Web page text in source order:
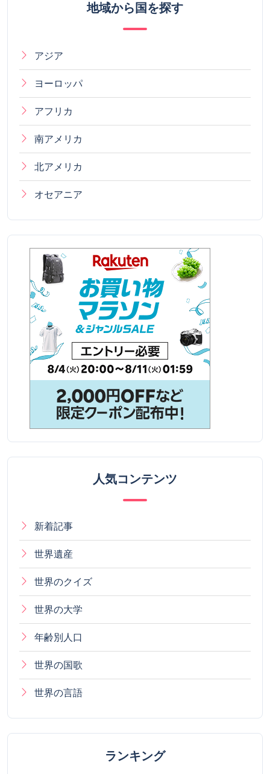
地域から国を探す
アジア
ヨーロッパ
アフリカ
南アメリカ
北アメリカ
オセアニア
人気コンテンツ
新着記事
世界遺産
世界のクイズ
世界の大学
年齢別人口
世界の国歌
世界の言語
ランキング